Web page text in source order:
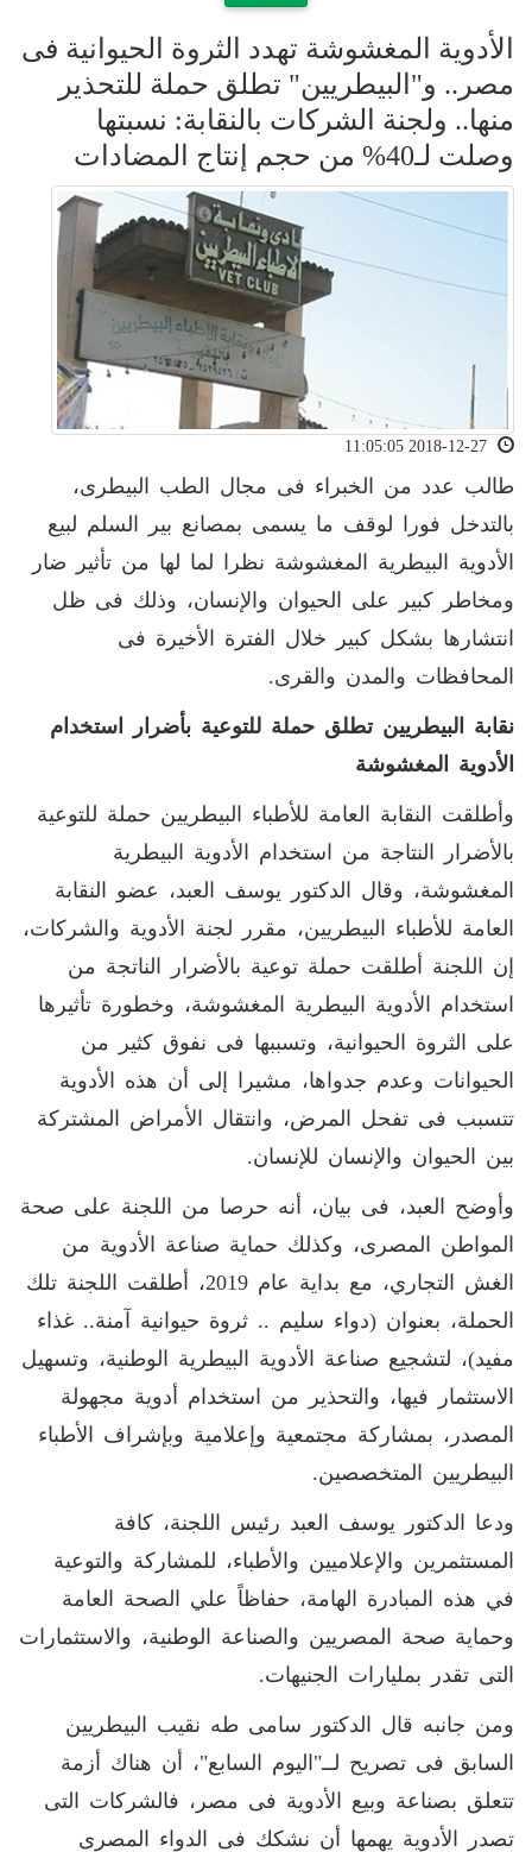
الأدوية المغشوشة تهدد الثروة الحيوانية فى
مصر.. و"البيطريين" تطلق حملة للتحذير
منها.. ولجنة الشركات بالنقابة: نسبتها
وصلت لـ40% من حجم إنتاج المضادات
طالب عدد من الخبراء فى مجال الطب البيطرى،
بالتدخل فورا لوقف ما يسمى بمصانع بير السلم لبيع
الأدوية البيطرية المغشوشة نظرا لما لها من تأثير ضار
ومخاطر كبير على الحيوان والإنسان، وذلك فى ظل
انتشارها بشكل كبير خلال الفترة الأخيرة فى
المحافظات والمدن والقرى.
نقابة البيطريين تطلق حملة للتوعية بأضرار استخدام
الأدوية المغشوشة
وأطلقت النقابة العامة للأطباء البيطريين حملة للتوعية
بالأضرار النتاجة من استخدام الأدوية البيطرية
المغشوشة، وقال الدكتور يوسف العبد، عضو النقابة
العامة للأطباء البيطريين، مقرر لجنة الأدوية والشركات،
إن اللجنة أطلقت حملة توعية بالأضرار الناتجة من
استخدام الأدوية البيطرية المغشوشة، وخطورة تأثيرها
على الثروة الحيوانية، وتسببها فى نفوق كثير من
الحيوانات وعدم جدواها، مشيرا إلى أن هذه الأدوية
تتسبب فى تفحل المرض، وانتقال الأمراض المشتركة
بين الحيوان والإنسان للإنسان.
وأوضح العبد، فى بيان، أنه حرصا من اللجنة على صحة
المواطن المصرى، وكذلك حماية صناعة الأدوية من
الغش التجاري، مع بداية عام 2019، أطلقت اللجنة تلك
الحملة، بعنوان (دواء سليم .. ثروة حيوانية آمنة.. غذاء
مفيد)، لتشجيع صناعة الأدوية البيطرية الوطنية، وتسهيل
الاستثمار فيها، والتحذير من استخدام أدوية مجهولة
المصدر، بمشاركة مجتمعية وإعلامية وبإشراف الأطباء
البيطريين المتخصصين.
ودعا الدكتور يوسف العبد رئيس اللجنة، كافة
المستثمرين والإعلاميين والأطباء، للمشاركة والتوعية
في هذه المبادرة الهامة، حفاظاً علي الصحة العامة
وحماية صحة المصريين والصناعة الوطنية، والاستثمارات
التى تقدر بمليارات الجنيهات.
ومن جانبه قال الدكتور سامى طه نقيب البيطريين
السابق فى تصريح لــ"اليوم السابع"، أن هناك أزمة
تتعلق بصناعة وبيع الأدوية فى مصر، فالشركات التى
تصدر الأدوية يهمها أن نشكك فى الدواء المصرى